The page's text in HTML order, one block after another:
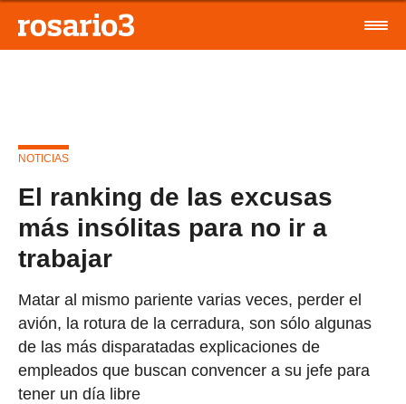
NOTICIAS
El ranking de las excusas
más insólitas para no ir a
trabajar
Matar al mismo pariente varias veces, perder el
avión, la rotura de la cerradura, son sólo algunas
de las más disparatadas explicaciones de
empleados que buscan convencer a su jefe para
tener un día libre